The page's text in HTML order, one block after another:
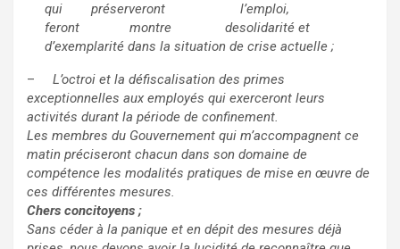
qui préserveront l’emploi,
feront montre desolidarité et
d’exemplarité dans la situation de crise actuelle ;
– L’octroi et la défiscalisation des primes
exceptionnelles aux employés qui exerceront leurs
activités durant la période de confinement.
Les membres du Gouvernement qui m’accompagnent ce
matin préciseront chacun dans son domaine de
compétence les modalités pratiques de mise en œuvre de
ces différentes mesures.
Chers concitoyens ;
Sans céder à la panique et en dépit des mesures déjà